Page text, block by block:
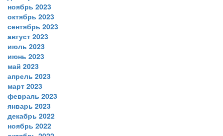
ноябрь 2023
октябрь 2023
сентябрь 2023
август 2023
июль 2023
июнь 2023
май 2023
апрель 2023
март 2023
февраль 2023
январь 2023
декабрь 2022
ноябрь 2022